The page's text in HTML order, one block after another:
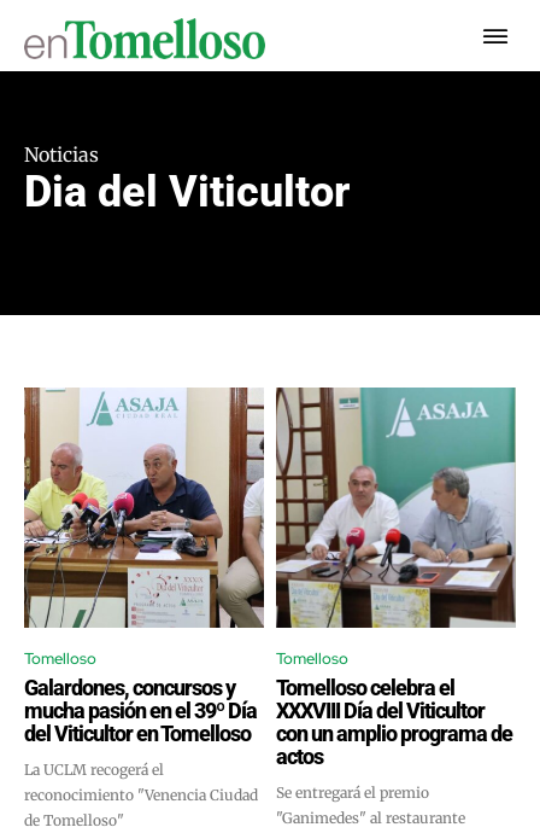
Noticias
Dia del Viticultor
Tomelloso
Galardones, concursos y
mucha pasión en el 39º Día
del Viticultor en Tomelloso
La UCLM recogerá el
reconocimiento "Venencia Ciudad
de Tomelloso"
Tomelloso
Tomelloso celebra el
XXXVIII Día del Viticultor
con un amplio programa de
actos
Se entregará el premio
"Ganimedes" al restaurante